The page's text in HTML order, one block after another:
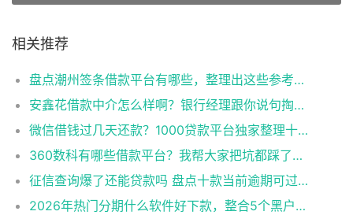
相关推荐
盘点潮州签条借款平台有哪些，整理出这些参考渠道
安鑫花借款中介怎么样啊？银行经理跟你说句掏心窝子的话
微信借钱过几天还款？1000贷款平台独家整理十款征信评分不足也能贷款的平台
360数科有哪些借款平台？我帮大家把坑都踩了一遍
征信查询爆了还能贷款吗 盘点十款当前逾期可过的网贷口子
2026年热门分期什么软件好下款，整合5个黑户成功获取大额贷款的口子